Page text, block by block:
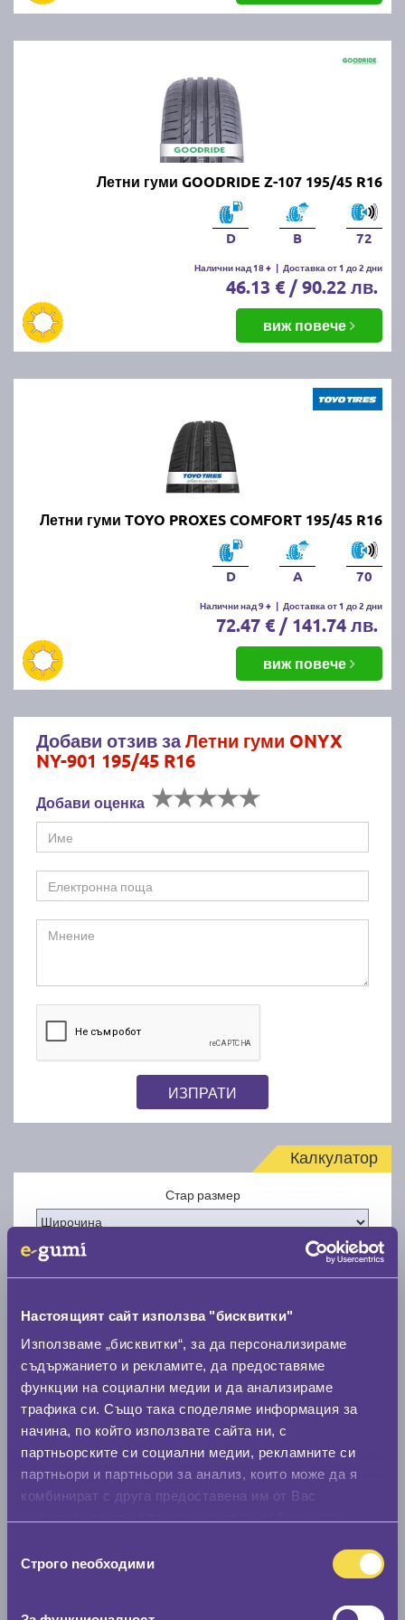
Настоящият сайт използва "бисквитки"
Използваме „бисквитки“, за да персонализираме
съдържанието и рекламите, да предоставяме
функции на социални медии и да анализираме
трафика си. Също така споделяме информация за
начина, по който използвате сайта ни, с
партньорските си социални медии, рекламните си
партньори и партньори за анализ, които може да я
комбинират с друга предоставена им от Вас
наСтрого nеобходими
Летни гуми GOODRIDE Z-107 195/45 R16
D B 72
Налични над 18 + | Доставка от 1 до 2 дни
46.13 € / 90.22 лв.
виж повече
Летни гуми TOYO PROXES COMFORT 195/45 R16
D A 70
Налични над 9 + | Доставка от 1 до 2 дни
72.47 € / 141.74 лв.
виж повече
Добави отзив заЛетни гуми ONYX
NY-901 195/45 R16
Добави оценка
ИЗПРАТИ
Калкулатор
Стар размер
Нов размер
Стар размер
0 мм.